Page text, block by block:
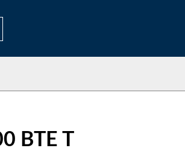
BTE T